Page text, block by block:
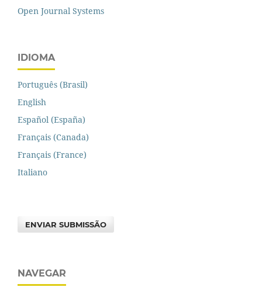
Open Journal Systems
IDIOMA
Português (Brasil)
English
Español (España)
Français (Canada)
Français (France)
Italiano
ENVIAR SUBMISSÃO
NAVEGAR